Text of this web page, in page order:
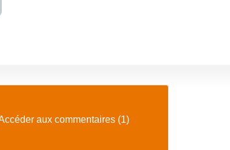
aux commentaires (1)